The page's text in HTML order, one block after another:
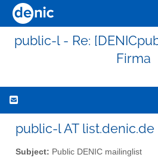
public-l - Re:
Firma
public-l AT list.denic.de
Subject: Public DENIC mailinglist